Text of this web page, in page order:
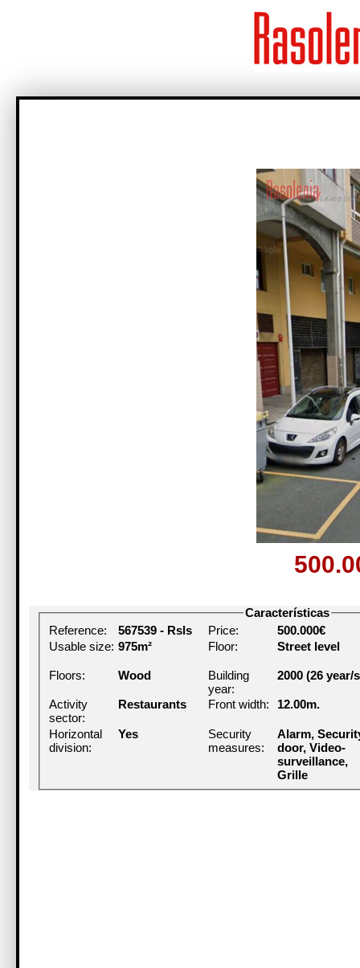
Características
Reference:
567539 - Rsls Price:
500.000€
Usable size: 975m² Floor: Street level
Floors: Wood
Building
year:
2000 (26 year/
Activity
sector:
Restaurants Front width: 12.00m.
Horizontal
division:
Yes
Security
measures:
Alarm,
door, Video-
surveillance,
Grille